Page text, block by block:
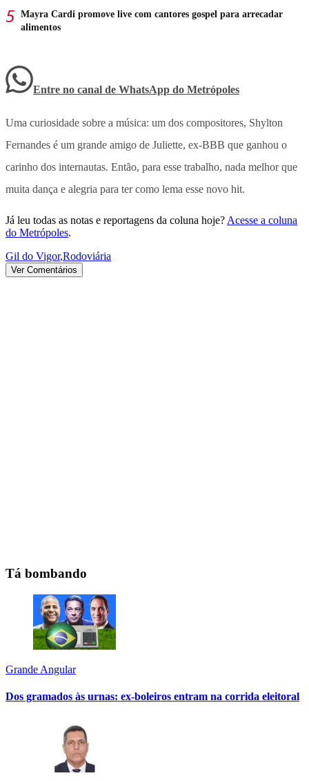
Mayra Cardi promove live com cantores gospel para arrecadar
alimentos
Entre no canal de WhatsApp do Metrópoles
Uma curiosidade sobre a música: um dos compositores, Shylton
Fernandes é um grande amigo de Juliette, ex-BBB que ganhou o
carinho dos internautas. Então, para esse trabalho, nada melhor que
muita dança e alegria para ter como lema esse novo hit.
Já leu todas as notas e reportagens da coluna hoje? Acesse a coluna
do Metrópoles.
Gil do Vigor,Rodoviária
Ver Comentários
Tá bombando
Grande Angular
Dos gramados às urnas: ex-boleiros entram na corrida eleitoral